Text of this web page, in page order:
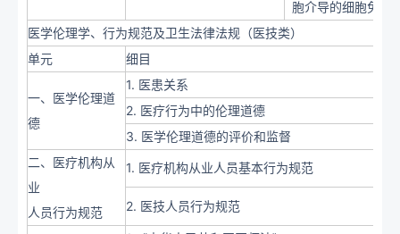
胞介导的细胞免疫
医学伦理学、行为规范及卫生法律法规（医技类）
单元
细目
一、医学伦理道
德
1. 医患关系
2. 医疗行为中的伦理道德
3. 医学伦理道德的评价和监督
二、医疗机构从
业
人员行为规范
1. 医疗机构从业人员基本行为规范
2. 医技人员行为规范